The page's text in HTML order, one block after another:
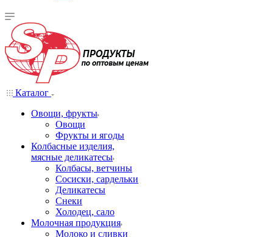
Каталог
Овощи, фрукты
Овощи
Фрукты и ягоды
Колбасные изделия,
мясные деликатесы
Колбасы, ветчины
Сосиски, сардельки
Деликатесы
Снеки
Холодец, сало
Молочная продукция
Молоко и сливки